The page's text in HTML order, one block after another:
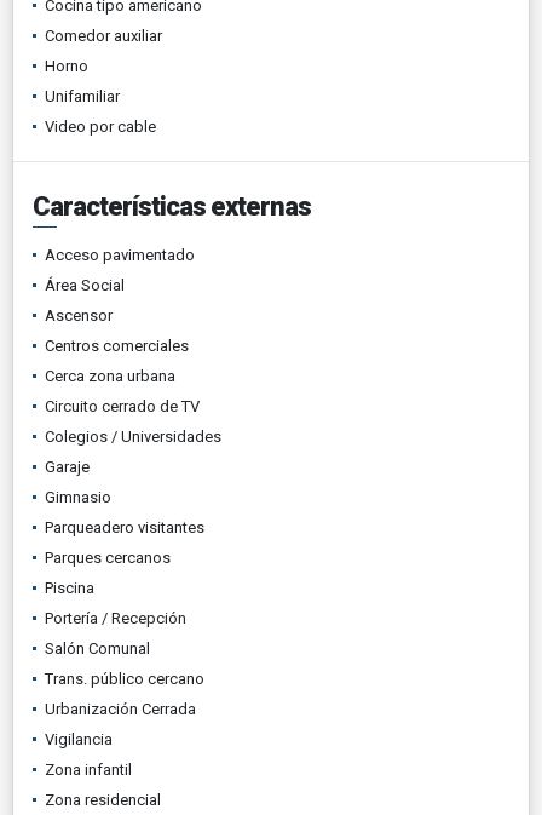
Cocina tipo americano
Comedor auxiliar
Horno
Unifamiliar
Video por cable
Características externas
Acceso pavimentado
Área Social
Ascensor
Centros comerciales
Cerca zona urbana
Circuito cerrado de TV
Colegios / Universidades
Garaje
Gimnasio
Parqueadero visitantes
Parques cercanos
Piscina
Portería / Recepción
Salón Comunal
Trans. público cercano
Urbanización Cerrada
Vigilancia
Zona infantil
Zona residencial